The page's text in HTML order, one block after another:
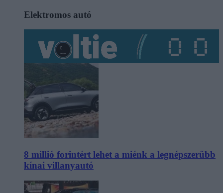
Elektromos autó
8 millió forintért lehet a miénk a legnépszerűbb
kínai villanyautó